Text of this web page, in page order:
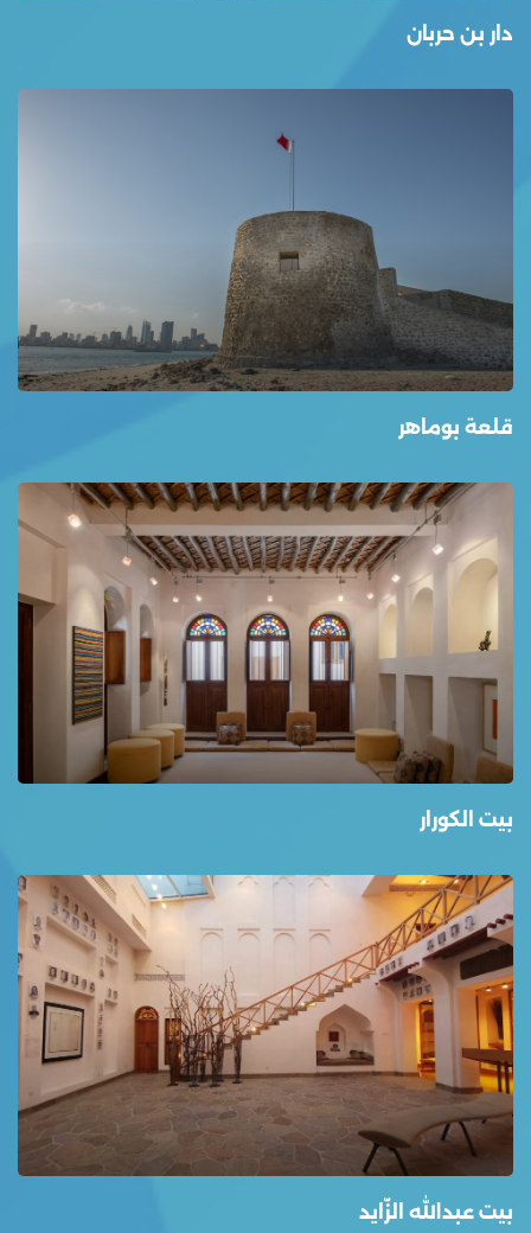
دار بن حربان
قلعة بوماهر
بيت الكورار
بيت عبدالله الزّايد